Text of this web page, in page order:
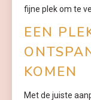
fijne plek om te
EEN
KOMEN
Met de juiste